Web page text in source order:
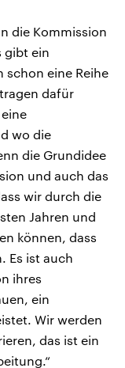
die Kommission
gibt ein
eine Reihe
dafür
wo die
die Grundidee
und auch das
wir durch die
Jahren und
können, dass
Es ist auch
ihres
ein
Wir werden
das ist ein